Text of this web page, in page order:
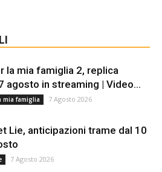
la mia famiglia 2, replica
agosto in streaming | Video...
mia famiglia 7 Agosto 2026
Lie, anticipazioni trame dal 10
7 Agosto 2026